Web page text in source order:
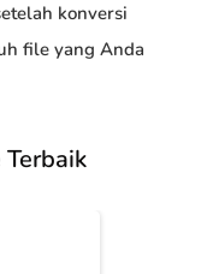
konversi
file yang Anda